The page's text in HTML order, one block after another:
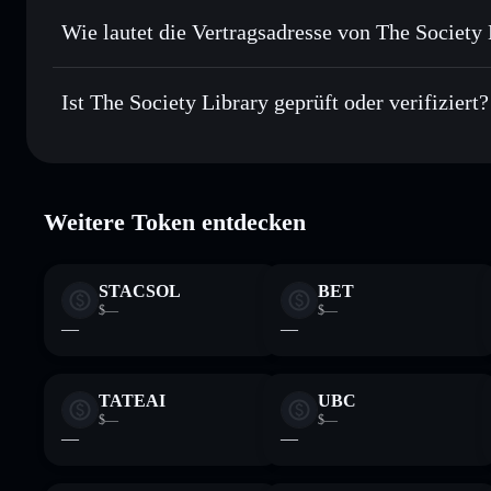
Aggregators
Privacy
Wie lautet die Vertragsadresse von The Society
The Society
Ist The Society Library geprüft oder verifiziert?
Weitere Token entdecken
STACSOL
$—
—
BET
$—
—
TATEAI
$—
—
UBC
$—
—